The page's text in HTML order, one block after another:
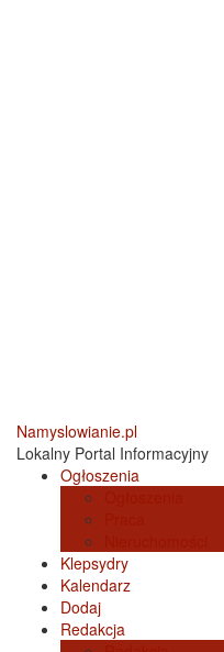
Namyslowianie.pl
Lokalny Portal Informacyjny
Ogłoszenia
Klepsydry
Kalendarz
Dodaj
Redakcja